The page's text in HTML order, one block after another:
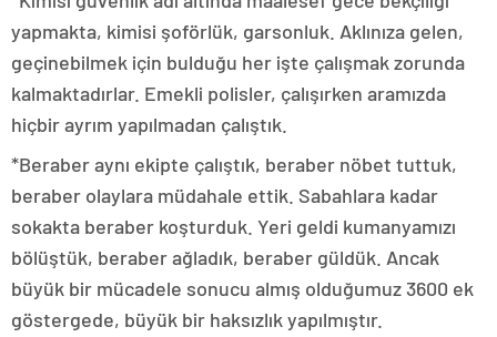
yapmakta, kimisi şoförlük, garsonluk. Aklınıza gelen,
geçinebilmek için bulduğu her işte çalışmak zorunda
kalmaktadırlar. Emekli polisler, çalışırken aramızda
hiçbir ayrım yapılmadan çalıştık.
*Beraber aynı ekipte çalıştık, beraber nöbet tuttuk,
beraber olaylara müdahale ettik. Sabahlara kadar
sokakta beraber koşturduk. Yeri geldi kumanyamızı
bölüştük, beraber ağladık, beraber güldük. Ancak
büyük bir mücadele sonucu almış olduğumuz 3600 ek
göstergede, büyük bir haksızlık yapılmıştır.